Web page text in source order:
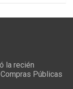
la recién
Públicas